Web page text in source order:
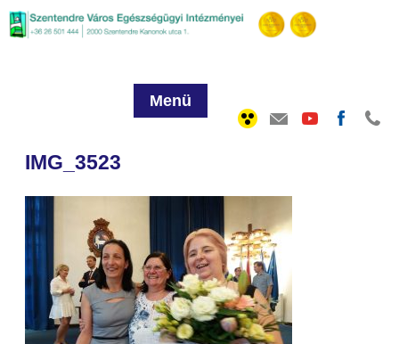
Menü
IMG_3523